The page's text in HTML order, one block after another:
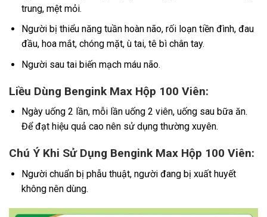
trung, mệt mỏi.
Người bị thiểu năng tuần hoàn não, rối loạn tiền đình, đau
đầu, hoa mắt, chóng mặt, ù tai, tê bì chân tay.
Người sau tai biến mạch máu não.
Liều Dùng Bengink Max Hộp 100 Viên:
Ngày uống 2 lần, mỗi lần uống 2 viên, uống sau bữa ăn.
Để đạt hiệu quả cao nên sử dụng thường xuyên.
Chú Ý Khi Sử Dụng Bengink Max Hộp 100 Viên:
Người chuẩn bị phẫu thuật, người đang bị xuất huyết
không nên dùng.